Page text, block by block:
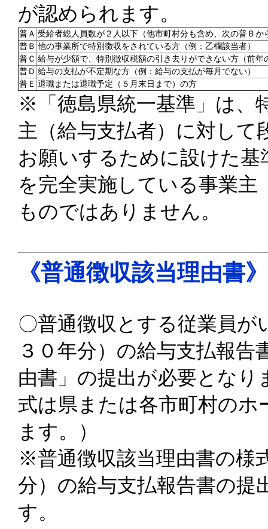
が認められます。
普Ａ 受給者総人員数が２人以下（他市町村分も含め、次の普Ｂ
普Ｂ 他の事業所で特別徴収をされている方（例：乙欄該当者）
普Ｃ 給与が少額で、特別徴収税額の引き去りができない方（前
普Ｄ 給与の支払が不定期な方（例：給与の支払が毎月でない）
普Ｅ 退職または退職予定（５月末日まで）の方
※「徳島県統一基準」は、
主（給与支払者）に対して
お願いするために設けた
を完全実施している事業
ものではありません。
《普通徴収該当理由書》
〇普通徴収とする従業員が
３０年分）の給与支払報
由書」の提出が必要となり
式は県または各市町村の
ます。）
※普通徴収該当理由書の様
分）の給与支払報告書の
す。